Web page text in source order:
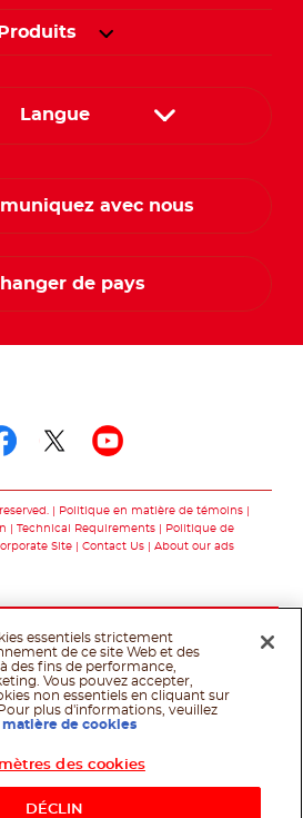
Produits
Langue
French
avec nous
de pays
Politique en matière de témoins
Technical Requirements
Politique de
Site Contact Us About our ads
essentiels strictement
de ce site Web et des
des fins de performance,
Vous pouvez accepter,
non essentiels en cliquant sur
plus d'informations, veuillez
matière de cookies
des cookies
DÉCLIN